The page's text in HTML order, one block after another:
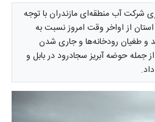
شرکت آب منطقه‌ای مازندران با توجه
از اواخر وقت امروز نسبت به
و طغیان رودخانه‌ها و جاری شدن
جمله حوضه‌ آبریز سجادرود در بابل و